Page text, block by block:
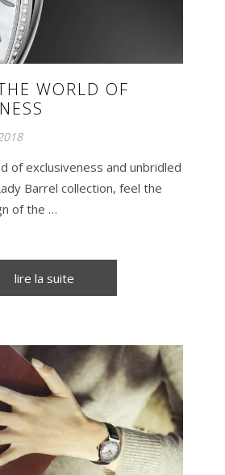
WORLD OF
of exclusiveness and unbridled
Barrel collection, feel the
of the …
lire la suite